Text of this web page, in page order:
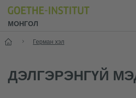
МОНГОЛ
Нүүр хуудасГерман хэл
ДЭЛГЭРЭНГҮЙ